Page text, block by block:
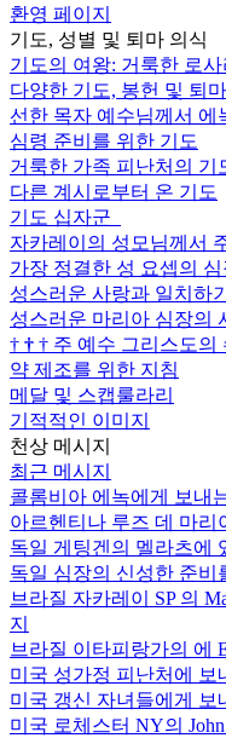
환영 페이지
기도, 성별 및 퇴마 의식
기도의 여왕: 거룩한 로사
다양한 기도, 봉헌 및 퇴
선한 목자 예수님께서 에
심령 준비를 위한 기도
거룩한 가족 피난처의 기
다른 계시로부터 온 기도
기도 십자군
자카레이의 성모님께서
가장 정결한 성 요셉의
성스러운 사랑과 일치하
성스러운 마리아 심장의
† † † 주 예수 그리스도의
약 제조를 위한 지침
메달 및 스캡룰라리
기적적인 이미지
천상 메시지
최근 메시지
콜롬비아 에녹에게 보내
아르헨티나 루즈 데 마리
독일 게팅겐의 멜라츠에
독일 심장의 신성한 준비
브라질 자카레이 SP 의
지
브라질 이타피랑가의 에
미국 성가정 피난처에 보
미국 갱신 자녀들에게 보
미국 로체스터 NY의